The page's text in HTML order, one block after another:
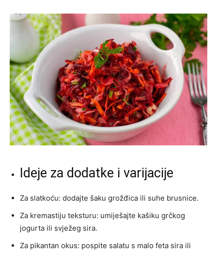
Ideje za dodatke i varijacije
Za slatkoću: dodajte šaku grožđica ili suhe brusnice.
Za kremastiju teksturu: umiješajte kašiku grčkog
jogurta ili svježeg sira.
Za pikantan okus: pospite salatu s malo feta sira ili